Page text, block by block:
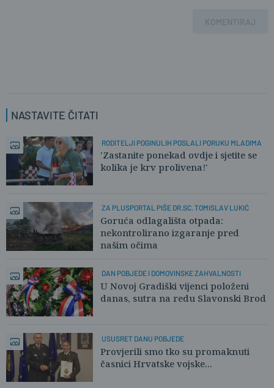
KOMENTIRAJ
NASTAVITE ČITATI
RODITELJI POGINULIH POSLALI PORUKU MLADIMA
'Zastanite ponekad ovdje i sjetite se
kolika je krv prolivena!'
ZA PLUSPORTAL PIŠE DR.SC. TOMISLAV LUKIĆ
Goruća odlagališta otpada:
nekontrolirano izgaranje pred
našim očima
DAN POBJEDE I DOMOVINSKE ZAHVALNOSTI
U Novoj Gradiški vijenci položeni
danas, sutra na redu Slavonski Brod
USUSRET DANU POBJEDE
Provjerili smo tko su promaknuti
časnici Hrvatske vojske...